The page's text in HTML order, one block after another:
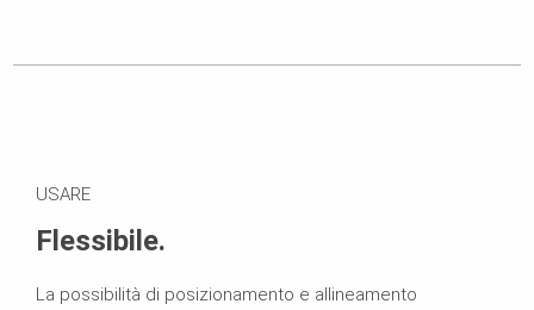
USARE
Flessibile.
La possibilità di posizionamento e allineamento